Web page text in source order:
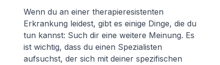
Wenn du an einer therapieresistenten
Erkrankung leidest, gibt es einige Dinge, die du
tun kannst: Such dir eine weitere Meinung. Es
ist wichtig, dass du einen Spezialisten
aufsuchst, der sich mit deiner spezifischen